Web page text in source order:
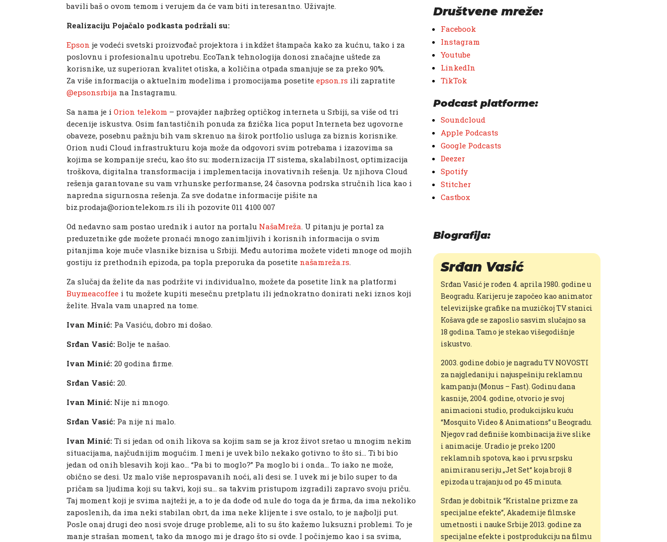
bavili baš o ovom temom i verujem da će vam biti interesantno. Uživajte.
Realizaciju Pojačalo podkasta podržali su:
Epson je vodeći svetski proizvođač projektora i inkdžet štampača kako za kućnu, tako i za
poslovnu i profesionalnu upotrebu. EcoTank tehnologija donosi značajne uštede za
korisnike, uz superioran kvalitet otiska, a količina otpada smanjuje se za preko 90%.
Za više informacija o aktuelnim modelima i promocijama posetiteepson.rs ili zapratite
@epsonsrbija na Instagramu.
Sa nama je iOrion telekom – provajder najbržeg optičkog interneta u Srbiji, sa više od tri
decenije iskustva. Osim fantastičnih ponuda za fizička lica poput Interneta bez ugovorne
obaveze, posebnu pažnju bih vam skrenuo na širok portfolio usluga za biznis korisnike.
Orion nudi Cloud infrastrukturu koja može da odgovori svim potrebama i izazovima sa
kojima se kompanije sreću, kao što su: modernizacija IT sistema, skalabilnost, optimizacija
troškova, digitalna transformacija i implementacija inovativnih rešenja. Uz njihova Cloud
rešenja garantovane su vam vrhunske performanse, 24 časovna podrska stručnih lica kao i
napredna sigurnosna rešenja. Za sve dodatne informacije pišite na
biz.prodaja@oriontelekom.rs ili ih pozovite 011 4100 007
Od nedavno sam postao urednik i autor na portalu NašaMreža. U pitanju je portal za
preduzetnike gde možete pronaći mnogo zanimljivih i korisnih informacija o svim
pitanjima koje muče vlasnike biznisa u Srbiji. Među autorima možete videti mnoge od mojih
gostiju iz prethodnih epizoda, pa topla preporuka da posetite našamreža.rs.
Za slučaj da želite da nas podržite vi individualno, možete da posetite link na platformi
Buymeacoffee i tu možete kupiti mesečnu pretplatu ili jednokratno donirati neki iznos koji
želite. Hvala vam unapred na tome.
Ivan Minić: Pa Vasiću, dobro mi došao.
Srđan Vasić:Bolje te našao.
Ivan Minić:20 godina firme.
Srđan Vasić:20.
Ivan Minić: Nije ni mnogo.
Srđan Vasić: Pa nije ni malo.
Ivan Minić:Ti si jedan od onih likova sa kojim sam se ja kroz život sretao u mnogim nekim
situacijama, najčudnijim mogućim. I meni je uvek bilo nekako gotivno to što si… Ti bi bio
jedan od onih blesavih koji kao… “Pa bi to moglo?” Pa moglo bi i onda… To iako ne može,
obično se desi. Uz malo više neprospavanih noći, ali desi se. I uvek mi je bilo super to da
pričam sa ljudima koji su takvi, koji su… sa takvim pristupom izgradili zapravo svoju priču.
Taj moment koji je svima najteži je, a to je da dođe od nule do toga da je firma, da ima nekoliko
zaposlenih, da ima neki stabilan obrt, da ima neke klijente i sve ostalo, to je najbolji put.
Posle onaj drugi deo nosi svoje druge probleme, ali to su što kažemo luksuzni problemi. To je
manje strašan moment, tako da mnogo mi je drago što si ovde. I počinjemo kao i sa svima,
Društvene mreže:
Facebook
Instagram
Youtube
LinkedIn
TikTok
Podcast platforme:
Soundcloud
Apple Podcasts
Google Podcasts
Deezer
Spotify
Stitcher
Castbox
Biografija:
Srđan Vasić
Srđan Vasić je rođen 4. aprila 1980. godine u
Beogradu. Karijeru je započeo kao animator
televizijske grafike na muzičkoj TV stanici
Košava gde se zaposlio sasvim slučajno sa
18 godina. Tamo je stekao višegodišnje
iskustvo.
2003. godine dobio je nagradu TV NOVOSTI
za najgledaniju i najuspešniju reklamnu
kampanju (Monus – Fast). Godinu dana
kasnije, 2004. godine, otvorio je svoj
animacioni studio, produkcijsku kuću
“Mosquito Video & Animations” u Beogradu.
Njegov rad definiše kombinacija žive slike
i animacije. Uradio je preko 1200
reklamnih spotova, kao i prvu srpsku
animiranu seriju „Jet Set“ koja broji 8
epizoda u trajanju od po 45 minuta.
Srđan je dobitnik “Kristalne prizme za
specijalne efekte”, Akademije filmske
umetnosti i nauke Srbije 2013. godine za
specijalne efekte i postprodukciju na filmu